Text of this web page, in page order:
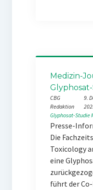
Medizin-
CBG
Redaktion
9.
Glyphosat-Studie
Presse-
Die
Toxicology
eine
führt der